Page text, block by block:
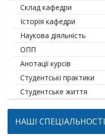
Склад кафедри
Історія кафедри
Наукова діяльність
ОПП
Анотації курсів
Студентські практики
Студентське життя
НАШІ СПЕЦІАЛЬНОСТІ